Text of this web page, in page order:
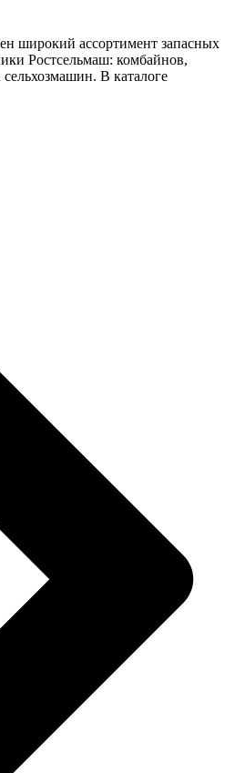
широкий ассортимент запасных
Ростсельмаш: комбайнов,
В каталоге